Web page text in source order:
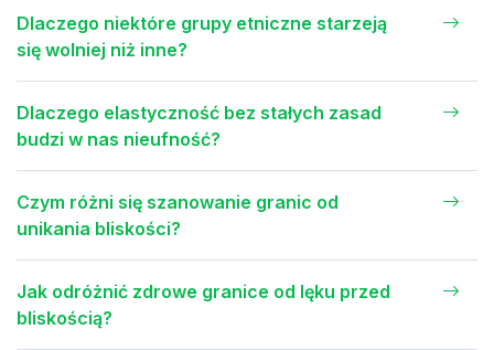
Dlaczego niektóre grupy etniczne starzeją
się wolniej niż inne?
Dlaczego elastyczność bez stałych zasad
budzi w nas nieufność?
Czym różni się szanowanie granic od
unikania bliskości?
Jak odróżnić zdrowe granice od lęku przed
bliskością?